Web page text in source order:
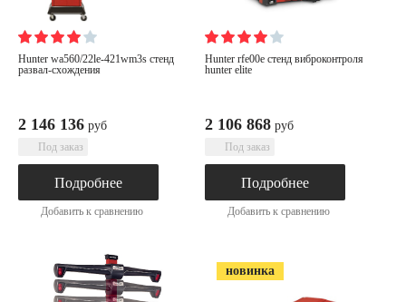
hunter wa560/22le-421wm3s стенд
развал-схождения
2 146 136 руб
Под заказ
Подробнее
Добавить к сравнению
hunter rfe00e cтенд виброконтроля
hunter elite
2 106 868 руб
Под заказ
Подробнее
Добавить к сравнению
новинка